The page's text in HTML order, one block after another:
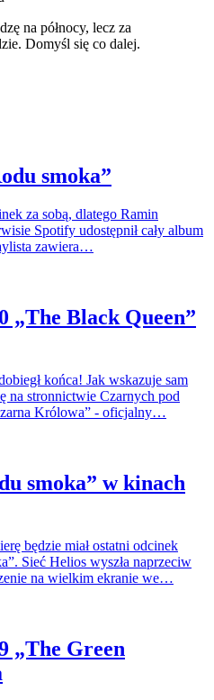
smoka”
za sobą, dlatego Ramin
Spotify udostępnił cały album
zawiera…
„The Black Queen”
końca! Jak wskazuje sam
na stronnictwie Czarnych pod
Królowa” - oficjalny…
smoka” w kinach
będzie miał ostatni odcinek
Sieć Helios wyszła naprzeciw
na wielkim ekranie we…
„The Green